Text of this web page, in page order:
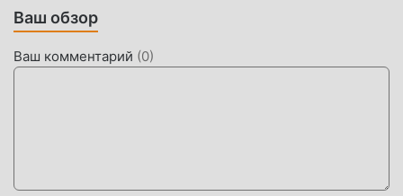
отличие от традиционных игр educational, в 宝宝机场 вам
нужно пройти только обучение для новичков, чтобы вы
могли легко начать всю игру и наслаждаться радостью,
Ваш обзор
Ваш комментарий (0)